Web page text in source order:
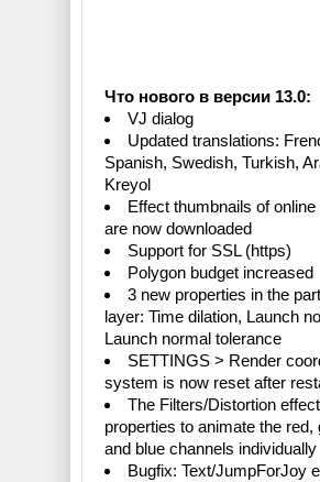
Что нового в версии 13.0:
VJ dialog
Updated translations:
Spanish, Swedish, Turkish,
Kreyol
Effect thumbnails of
are now downloaded
Support for SSL (https)
Polygon budget increased
3 new properties in the
layer: Time dilation, Launch
Launch normal tolerance
SETTINGS > Render
system is now reset after
The Filters/Distortion
properties to animate the red,
and blue channels individually
Bugfix: Text/JumpForJoy